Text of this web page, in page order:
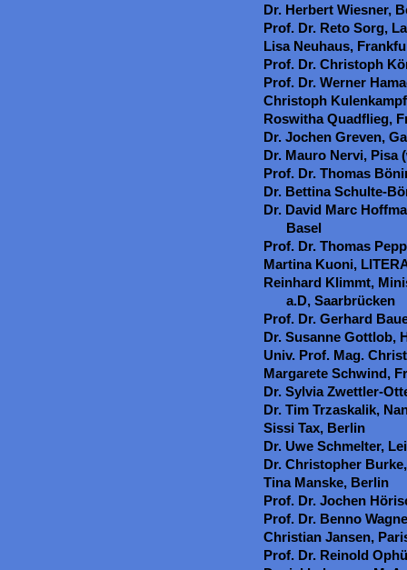
Dr. Herbert Wiesner,
Prof. Dr. Reto Sorg,
Lisa Neuhaus,
Prof. Dr. Christoph
Prof. Dr. Werner
Christoph
Roswitha Quadflieg,
Dr. Jochen Greven,
Dr. Mauro Nervi, Pisa
Prof. Dr. Thomas
Dr. Bettina Schulte-
Dr. David Marc
Basel
Prof. Dr. Thomas
Martina Kuoni,
Reinhard Klimmt,
a.D, Saarbrücken
Prof. Dr. Gerhard
Dr. Susanne Gottlob,
Univ. Prof. Mag.
Margarete Schwind,
Dr. Sylvia Zwettler-
Dr. Tim Trzaskalik,
Sissi Tax, Berlin
Dr. Uwe Schmelter,
Dr. Christopher
Tina Manske, Berlin
Prof. Dr. Jochen
Prof. Dr. Benno
Christian Jansen,
Prof. Dr. Reinold